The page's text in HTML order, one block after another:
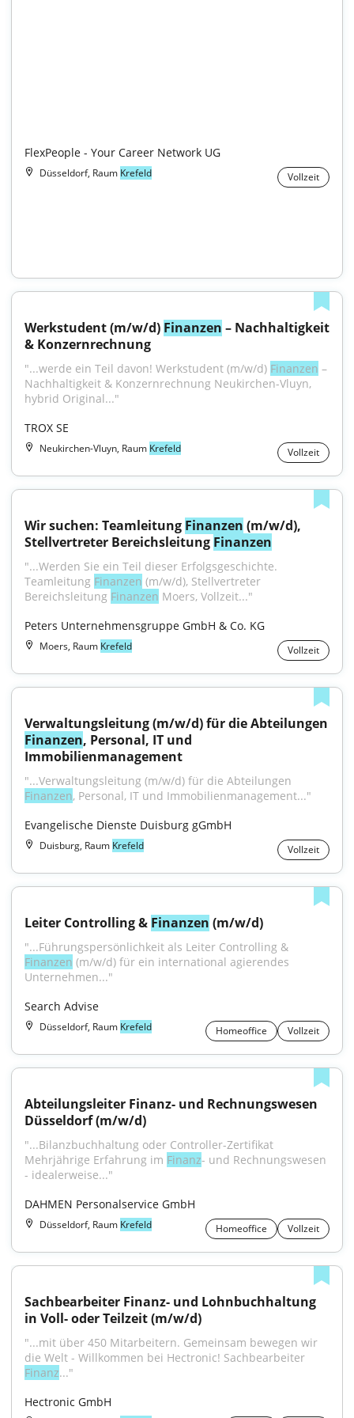
FlexPeople - Your Career Network UG
Düsseldorf, Raum Krefeld Vollzeit
Werkstudent (m/w/d) Finanzen – Nachhaltigkeit
& Konzernrechnung
"...werde ein Teil davon! Werkstudent (m/w/d) Finanzen –
Nachhaltigkeit & Konzernrechnung Neukirchen-Vluyn,
hybrid Original..."
TROX SE
Neukirchen-Vluyn, Raum Krefeld Vollzeit
Wir suchen: Teamleitung Finanzen (m/w/d),
Stellvertreter Bereichsleitung Finanzen
"...Werden Sie ein Teil dieser Erfolgsgeschichte.
Teamleitung Finanzen (m/w/d), Stellvertreter
Bereichsleitung Finanzen Moers, Vollzeit..."
Peters Unternehmensgruppe GmbH & Co. KG
Moers, Raum Krefeld Vollzeit
Finanzen, Personal, IT und
Immobilienmanagement
Finanzen, Personal, IT und Immobilienmanagement..."
Evangelische Dienste Duisburg gGmbH
Duisburg, Raum Krefeld Vollzeit
Leiter Controlling & Finanzen (m/w/d)
Finanzen (m/w/d) für ein international agierendes
Unternehmen..."
Search Advise
Düsseldorf, Raum Krefeld Homeoffice Vollzeit
Abteilungsleiter Finanz- und Rechnungswesen
Düsseldorf (m/w/d)
"...Bilanzbuchhaltung oder Controller-Zertifikat
Mehrjährige Erfahrung im Finanz- und Rechnungswesen
- idealerweise..."
DAHMEN Personalservice GmbH
Düsseldorf, Raum Krefeld Homeoffice Vollzeit
Sachbearbeiter Finanz- und Lohnbuchhaltung
in Voll- oder Teilzeit (m/w/d)
"...mit über 450 Mitarbeitern. Gemeinsam bewegen wir
Finanz..."
Hectronic GmbH